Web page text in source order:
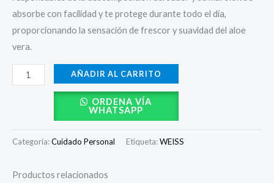
absorbe con facilidad y te protege durante todo el día,
proporcionando la sensación de frescor y suavidad del aloe
vera.
AÑADIR AL CARRITO
ORDENA VÍA
WHATSAPP
Categoría:Cuidado Personal Etiqueta:WEISS
Productos relacionados